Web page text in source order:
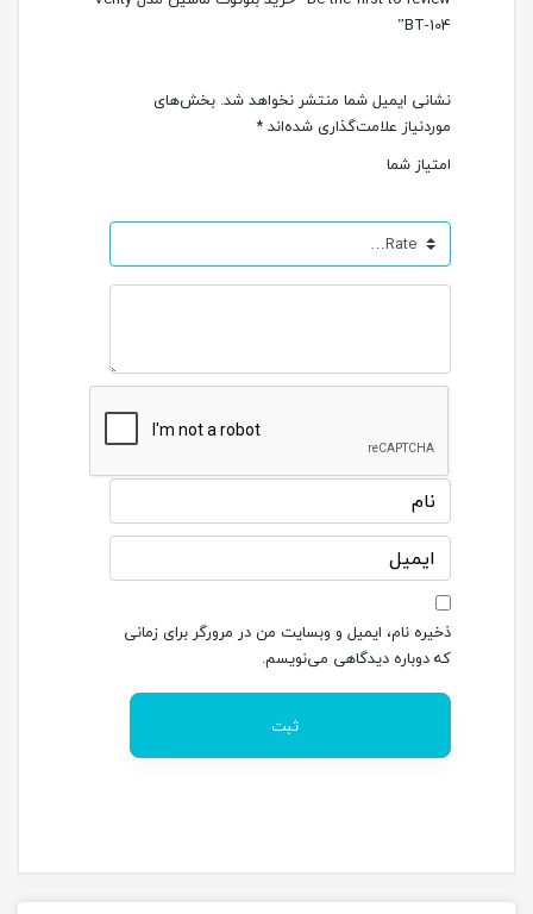
BT-104”
نشانی ایمیل شما منتشر نخواهد شد. بخش‌های
موردنیاز علامت‌گذاری شده‌اند*
امتیاز شما
ذخیره نام، ایمیل و وبسایت من در مرورگر برای زمانی
که دوباره دیدگاهی می‌نویسم.